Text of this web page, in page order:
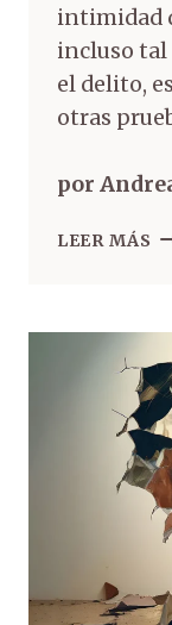
intimidad
incluso tal
el delito,
otras
por
LEER MÁS